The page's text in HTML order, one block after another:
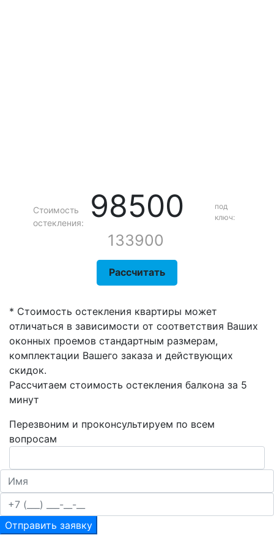
Стоимость
остекления:
98500
под
ключ:
133900
Рассчитать
* Стоимость остекления квартиры может
отличаться в зависимости от соответствия Ваших
оконных проемов стандартным размерам,
комплектации Вашего заказа и действующих
скидок.
Рассчитаем стоимость остекления балкона за 5
минут
Перезвоним и проконсультируем по всем
вопросам
Отправить заявку